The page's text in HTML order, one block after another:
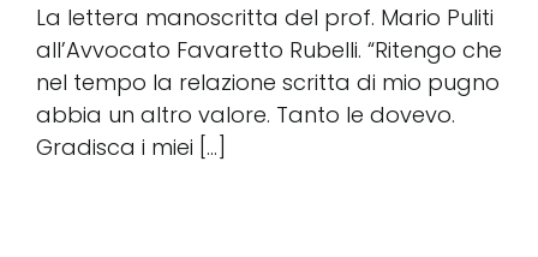
La lettera manoscritta del prof. Mario Puliti
all’Avvocato Favaretto Rubelli. “Ritengo che
nel tempo la relazione scritta di mio pugno
abbia un altro valore. Tanto le dovevo.
Gradisca i miei [...]